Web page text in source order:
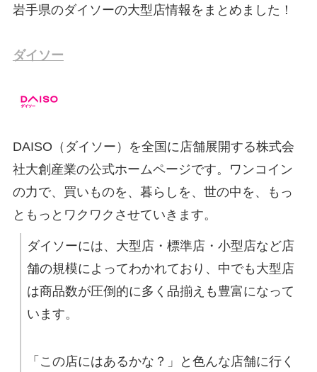
岩手県のダイソーの大型店情報をまとめました！
ダイソー
DAISO（ダイソー）を全国に店舗展開する株式会
社大創産業の公式ホームページです。ワンコイン
の力で、買いものを、暮らしを、世の中を、もっ
ともっとワクワクさせていきます。
ダイソーには、大型店・標準店・小型店など店
舗の規模によってわかれており、中でも大型店
は商品数が圧倒的に多く品揃えも豊富になって
います。
「この店にはあるかな？」と色んな店舗に行く